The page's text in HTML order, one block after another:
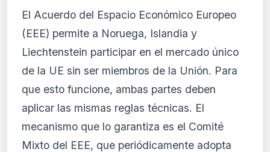
El Acuerdo del Espacio Económico Europeo
(EEE) permite a Noruega, Islandia y
Liechtenstein participar en el mercado único
de la UE sin ser miembros de la Unión. Para
que esto funcione, ambas partes deben
aplicar las mismas reglas técnicas. El
mecanismo que lo garantiza es el Comité
Mixto del EEE, que periódicamente adopta